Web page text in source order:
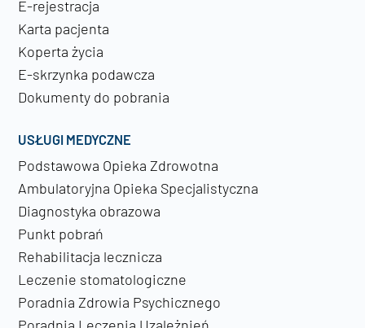
E-rejestracja
Karta pacjenta
Koperta życia
E-skrzynka podawcza
Dokumenty do pobrania
USŁUGI MEDYCZNE
Podstawowa Opieka Zdrowotna
Ambulatoryjna Opieka Specjalistyczna
Diagnostyka obrazowa
Punkt pobrań
Rehabilitacja lecznicza
Leczenie stomatologiczne
Poradnia Zdrowia Psychicznego